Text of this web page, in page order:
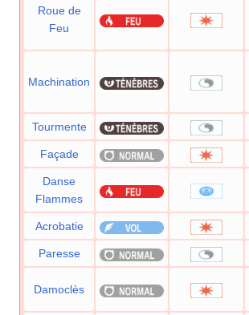
Roue de
Feu
Machination
Tourmente
Façade
Danse
Flammes
Acrobatie
Paresse
Damoclès